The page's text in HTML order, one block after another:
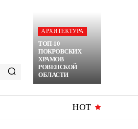
АРХИТЕКТУРА
ТОП-10
ПОКРОВСКИХ
ХРАМОВ
РОВЕНСКОЙ
ОБЛАСТИ
HOT